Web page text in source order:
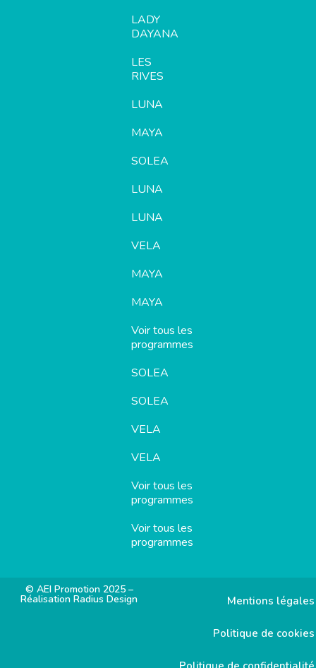
LADY
DAYANA
LES
RIVES
LUNA
MAYA
SOLEA
LUNA
LUNA
VELA
MAYA
MAYA
Voir tous les
programmes
SOLEA
SOLEA
VELA
VELA
Voir tous les
programmes
Voir tous les
programmes
© AEI Promotion 2025 –
Réalisation Radius Design Mentions légales
Politique de cookies